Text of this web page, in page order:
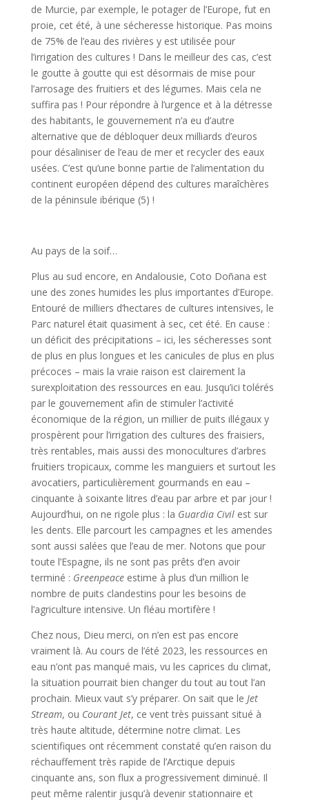
de Murcie, par exemple, le potager de l’Europe, fut en
proie, cet été, à une sécheresse historique. Pas moins
de 75% de l’eau des rivières y est utilisée pour
l’irrigation des cultures ! Dans le meilleur des cas, c’est
le goutte à goutte qui est désormais de mise pour
l’arrosage des fruitiers et des légumes. Mais cela ne
suffira pas ! Pour répondre à l’urgence et à la détresse
des habitants, le gouvernement n’a eu d’autre
alternative que de débloquer deux milliards d’euros
pour désaliniser de l’eau de mer et recycler des eaux
usées. C’est qu’une bonne partie de l’alimentation du
continent européen dépend des cultures maraîchères
de la péninsule ibérique (5) !
Au pays de la soif…
Plus au sud encore, en Andalousie, Coto Doñana est
une des zones humides les plus importantes d’Europe.
Entouré de milliers d’hectares de cultures intensives, le
Parc naturel était quasiment à sec, cet été. En cause :
un déficit des précipitations – ici, les sécheresses sont
de plus en plus longues et les canicules de plus en plus
précoces – mais la vraie raison est clairement la
surexploitation des ressources en eau. Jusqu’ici tolérés
par le gouvernement afin de stimuler l’activité
économique de la région, un millier de puits illégaux y
prospèrent pour l’irrigation des cultures des fraisiers,
très rentables, mais aussi des monocultures d’arbres
fruitiers tropicaux, comme les manguiers et surtout les
avocatiers, particulièrement gourmands en eau –
cinquante à soixante litres d’eau par arbre et par jour !
Aujourd’hui, on ne rigole plus : la Guardia Civilest sur
les dents. Elle parcourt les campagnes et les amendes
sont aussi salées que l’eau de mer. Notons que pour
toute l’Espagne, ils ne sont pas prêts d’en avoir
terminé : Greenpeaceestime à plus d’un million le
nombre de puits clandestins pour les besoins de
l’agriculture intensive. Un fléau mortifère !
Chez nous, Dieu merci, on n’en est pas encore
vraiment là. Au cours de l’été 2023, les ressources en
eau n’ont pas manqué mais, vu les caprices du climat,
la situation pourrait bien changer du tout au tout l’an
prochain. Mieux vaut s’y préparer. On sait que le Jet
Stream, ou Courant Jet, ce vent très puissant situé à
très haute altitude, détermine notre climat. Les
scientifiques ont récemment constaté qu’en raison du
réchauffement très rapide de l’Arctique depuis
cinquante ans, son flux a progressivement diminué. Il
peut même ralentir jusqu’à devenir stationnaire et